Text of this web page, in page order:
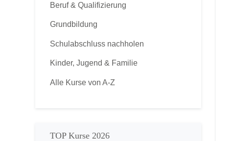
Beruf & Qualifizierung
Grundbildung
Schulabschluss nachholen
Kinder, Jugend & Familie
Alle Kurse von A-Z
TOP Kurse 2026